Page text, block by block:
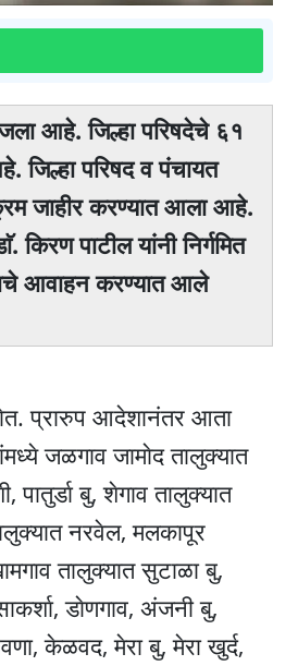
आहे. जिल्हा परिषदेचे ६१
जिल्हा परिषद व पंचायत
जाहीर करण्यात आला आहे.
पाटील यांनी निर्गमित
आवाहन करण्यात आले
प्रारुप आदेशानंतर आता
जळगाव जामाेद तालुक्यात
बु, शेगाव तालुक्यात
नरवेल, मलकापूर
तालुक्यात सुटाळा बु,
डाेणगाव, अंजनी बु,
केळवद, मेरा बु, मेरा खुर्द,